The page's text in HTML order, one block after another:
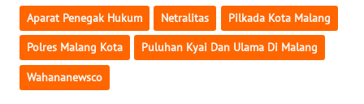
Aparat Penegak Hukum Netralitas Pilkada Kota Malang
Polres Malang Kota Puluhan Kyai Dan Ulama Di Malang
Wahananewsco
WN
SULBAR
WN